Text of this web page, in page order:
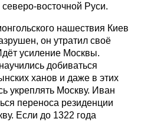
восточной Руси.
нашествия Киев
он утратил своё
усиление Москвы.
добиваться
ханов и даже в этих
укреплять Москву. Иван
переноса резиденции
Если до 1322 года